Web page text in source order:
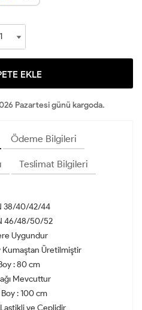
EKLE
Pazartesi günü kargoda.
Ödeme Bilgileri
Teslimat Bilgileri
38/40/42/44
46/48/50/52
Uygundur
Kumaştan Üretilmiştir
: 80 cm
Mevcuttur
: 100 cm
ve Ceplidir